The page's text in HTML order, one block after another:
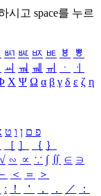
시고 space를 누르
ㅴ ㅵ ㅶ ㅷ ㅸ
ㅹ
ㆉ ㆊ ㆋ ㆌ ㆍ
ㆎ
Χ Ψ Ω α β γ δ ε ζ η
פ ם ן ו ט
［ ］ ｛ ｝
√ ∽ ∝ ∵ ∫ ∬ ∈ ∋
－ ＜ ＝
＞
ː ！ ＇ ， ． ／
：